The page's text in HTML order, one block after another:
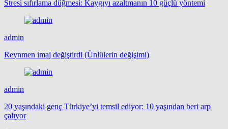
Stresi sıfırlama düğmesi: Kaygıyı azaltmanın 10 güçlü yöntemi
admin
Reynmen imaj değiştirdi (Ünlülerin değişimi)
admin
20 yaşındaki genç Türkiye’yi temsil ediyor: 10 yaşından beri arp
çalıyor